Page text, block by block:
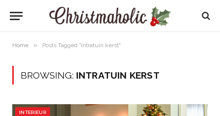
Home » Posts Tagged "Intratuin kerst"
BROWSING: INTRATUIN KERST
INTERIEUR